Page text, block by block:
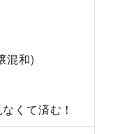
混和)
くて済む！